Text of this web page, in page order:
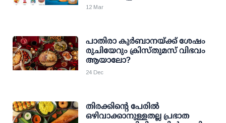
12 Mar
പാതിരാ കുര്‍ബാനയ്ക്ക് ശേഷം
രുചിയേറും ക്രിസ്തുമസ് വിഭവം
ആയാലോ?
24 Dec
തിരക്കിന്റെ പേരില്‍
ഒഴിവാക്കാനുള്ളതല്ല പ്രഭാത